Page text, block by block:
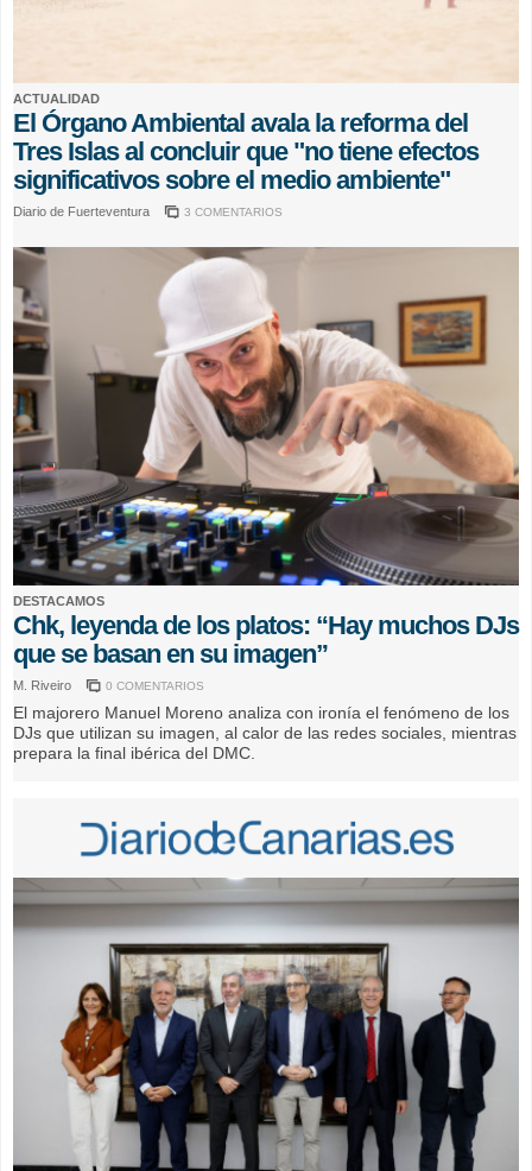
ACTUALIDAD
El Órgano Ambiental avala la reforma del
Tres Islas al concluir que "no tiene efectos
significativos sobre el medio ambiente"
Diario de Fuerteventura 3 COMENTARIOS
DESTACAMOS
Chk, leyenda de los platos: “Hay muchos DJs
que se basan en su imagen”
M. Riveiro 0 COMENTARIOS
El majorero Manuel Moreno analiza con ironía el fenómeno de los
DJs que utilizan su imagen, al calor de las redes sociales, mientras
prepara la final ibérica del DMC.